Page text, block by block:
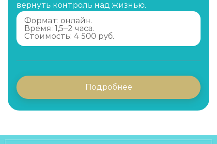
вернуть контроль над жизнью.
Формат: онлайн.
Время: 1,5–2 часа.
Стоимость: 4 500 руб.
Подробнее